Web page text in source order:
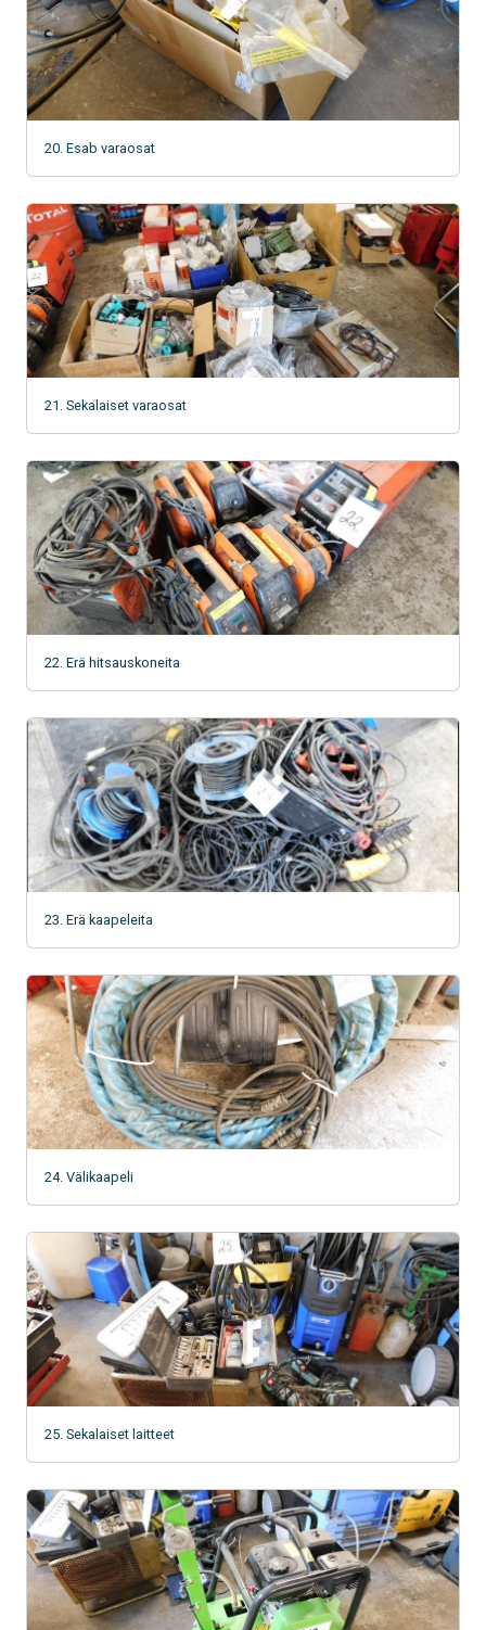
20. Esab varaosat
21. Sekalaiset varaosat
22. Erä hitsauskoneita
23. Erä kaapeleita
24. Välikaapeli
25. Sekalaiset laitteet